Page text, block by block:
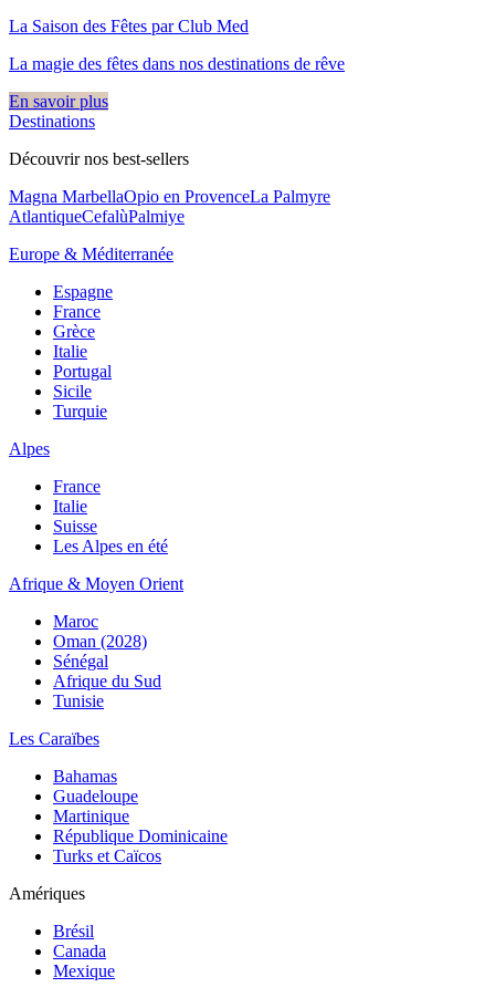
La Saison des Fêtes par Club Med
La magie des fêtes dans nos destinations de rêve​
En savoir plus
Destinations
Découvrir nos best-sellers
Magna MarbellaOpio en ProvenceLa Palmyre
AtlantiqueCefalùPalmiye
Europe & Méditerranée
Espagne
France
Grèce
Italie
Portugal
Sicile
Turquie
Alpes
France
Italie
Suisse
Les Alpes en été
Afrique & Moyen Orient
Maroc
Oman (2028)
Sénégal
Afrique du Sud
Tunisie
Les Caraïbes
Bahamas
Guadeloupe
Martinique
République Dominicaine
Turks et Caïcos
Amériques
Brésil
Canada
Mexique